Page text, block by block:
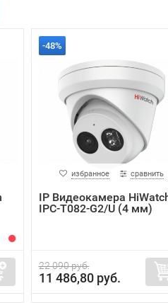
-48%
избранное сравнить
IP Видеокамера
IPC-T082-G2/U (4 мм)
22 090 руб.
11 486,80 руб.